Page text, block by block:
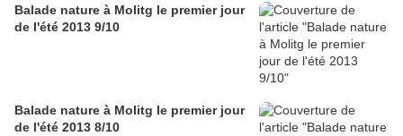
Balade nature à Molitg le premier jour
de l'été 2013 9/10
Balade nature à Molitg le premier jour
de l'été 2013 8/10